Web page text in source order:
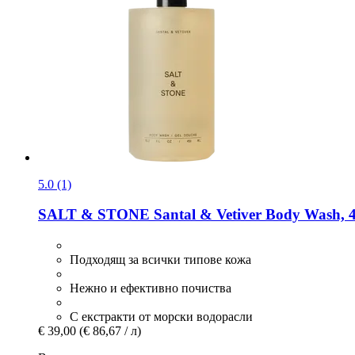
5.0 (1)
SALT & STONE Santal & Vetiver Body Wash,
Подходящ за всички типове кожа
Нежно и ефективно почиства
С екстракти от морски водорасли
€ 39,00 (€ 86,67 / л)